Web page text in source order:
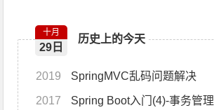
历史上的今天
十月
29日
2019 SpringMVC乱码问题解决
2017 Spring Boot入门(4)-事务管理